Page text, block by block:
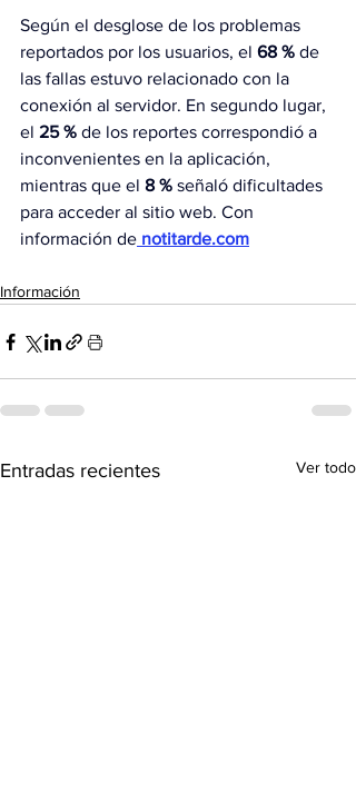
Según el desglose de los problemas
reportados por los usuarios, el 68 % de
las fallas estuvo relacionado con la
conexión al servidor. En segundo lugar,
el 25 % de los reportes correspondió a
inconvenientes en la aplicación,
mientras que el 8 % señaló dificultades
para acceder al sitio web. Con
información de notitarde.com
Información
Entradas recientes Ver todo